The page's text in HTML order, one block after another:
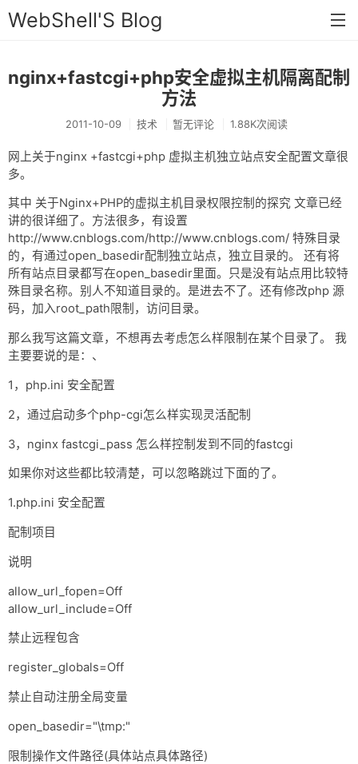
WebShell'S Blog
首页
分类
技术
工具
存档
链接
留言
nginx+fastcgi+php安全虚拟主机隔离配制
方法
2011-10-09 技术 暂无评论 1.88K次阅读
网上关于nginx +fastcgi+php 虚拟主机独立站点安全配置文章很
多。
其中 关于Nginx+PHP的虚拟主机目录权限控制的探究 文章已经
讲的很详细了。方法很多，有设置
http://www.cnblogs.com/http://www.cnblogs.com/ 特殊目录
的，有通过open_basedir配制独立站点，独立目录的。 还有将
所有站点目录都写在open_basedir里面。只是没有站点用比较特
殊目录名称。别人不知道目录的。是进去不了。还有修改php 源
码，加入root_path限制，访问目录。
那么我写这篇文章，不想再去考虑怎么样限制在某个目录了。 我
主要要说的是：、
1，php.ini 安全配置
2，通过启动多个php-cgi怎么样实现灵活配制
3，nginx fastcgi_pass 怎么样控制发到不同的fastcgi
如果你对这些都比较清楚，可以忽略跳过下面的了。
1.php.ini 安全配置
配制项目
说明
allow_url_fopen=Off
allow_url_include=Off
禁止远程包含
register_globals=Off
禁止自动注册全局变量
open_basedir="\tmp:"
限制操作文件路径(具体站点具体路径)